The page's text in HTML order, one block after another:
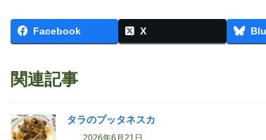
Facebook X
関連記事
タラのプッタネスカ
2026年6月21日